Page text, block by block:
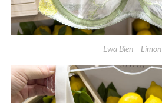
Ewa Bien – Limon